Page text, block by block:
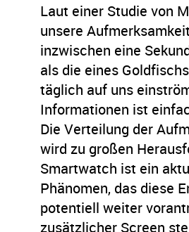
Laut einer Studie von
unsere
inzwischen eine
als die eines
täglich auf uns
Informationen ist
Die Verteilung der
wird zu großen
Smartwatch ist ein
Phänomen, das diese
potentiell weiter
zusätzlicher Screen